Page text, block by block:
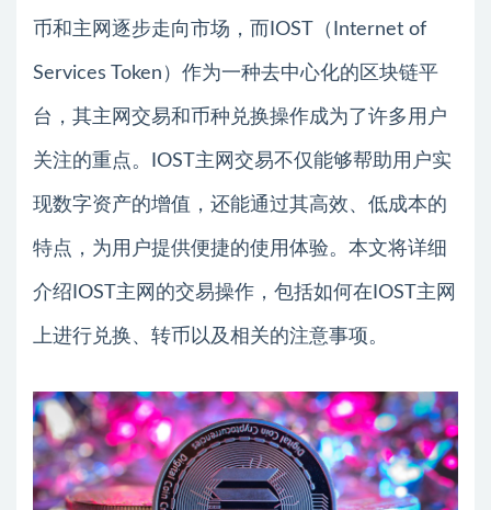
币和主网逐步走向市场，而IOST（Internet of
Services Token）作为一种去中心化的区块链平
台，其主网交易和币种兑换操作成为了许多用户
关注的重点。IOST主网交易不仅能够帮助用户实
现数字资产的增值，还能通过其高效、低成本的
特点，为用户提供便捷的使用体验。本文将详细
介绍IOST主网的交易操作，包括如何在IOST主网
上进行兑换、转币以及相关的注意事项。